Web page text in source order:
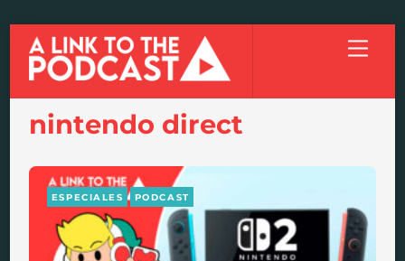
content
Menu
nintendo direct
ESPECIALES PODCAST